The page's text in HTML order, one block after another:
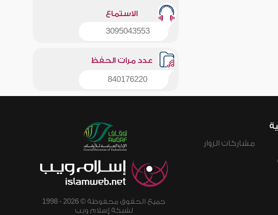
الاستماع
3095043553
عدد مرات الحفظ
840176220
مشاركات الزوار
جميع الحقوق محفوظة © 2026 - 1998
لشبكة إسلام ويب